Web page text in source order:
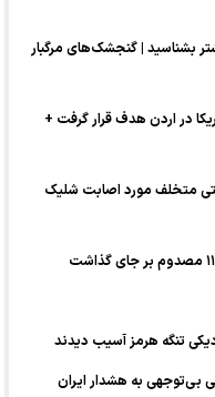
بشناسید | گنجشک‌های مرگبار
استقرار جنگنده‌های اف۱۸ آمریکا در اردن هدف قرار گرفت +
متخلف مورد اصابت شلیک
تنگه هرمز آسیب دیدند
بی‌توجهی به هشدار ایران